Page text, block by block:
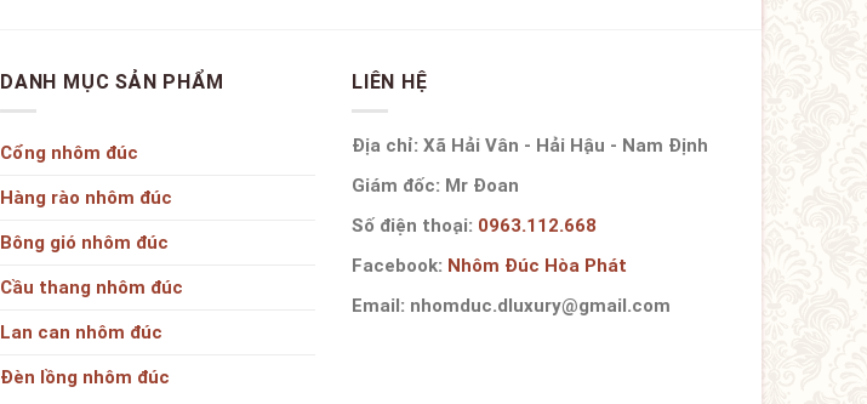
DANH MỤC SẢN PHẨM
Cổng nhôm đúc
Hàng rào nhôm đúc
Bông gió nhôm đúc
Cầu thang nhôm đúc
Lan can nhôm đúc
Đèn lồng nhôm đúc
LIÊN HỆ
Địa chỉ: Xã Hải Vân - Hải Hậu - Nam Định
Giám đốc: Mr Đoan
Số điện thoại: 0963.112.668
Facebook: Nhôm Đúc Hòa Phát
Email: nhomduc.dluxury@gmail.com